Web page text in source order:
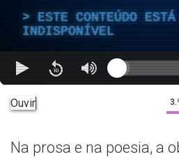
ESTE CONTEÚDO
INDISPONÍVEL
Ouvir
Na prosa e na poesia, a